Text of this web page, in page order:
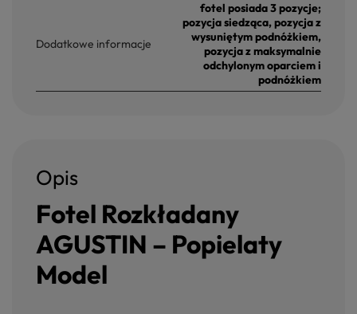
Dodatkowe informacje
fotel posiada 3 pozycje;
pozycja siedząca, pozycja z
wysuniętym podnóżkiem,
pozycja z maksymalnie
odchylonym oparciem i
podnóżkiem
Opis
Fotel Rozkładany
AGUSTIN – Popielaty
Model